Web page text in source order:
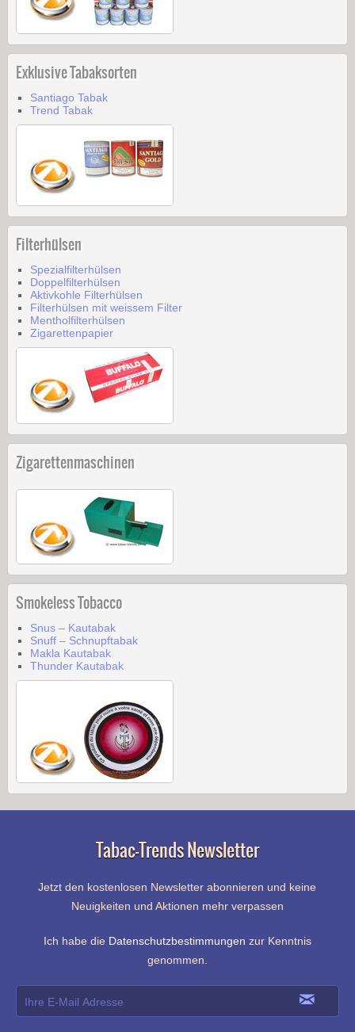
Exklusive Tabaksorten
Santiago Tabak
Trend Tabak
Filterhülsen
Spezialfilterhülsen
Doppelfilterhülsen
Aktivkohle Filterhülsen
Filterhülsen mit weissem Filter
Mentholfilterhülsen
Zigarettenpapier
Zigarettenmaschinen
Smokeless Tobacco
Snus – Kautabak
Snuff – Schnupftabak
Makla Kautabak
Thunder Kautabak
Tabac-Trends Newsletter
Jetzt den kostenlosen Newsletter abonnieren und keine
Neuigkeiten und Aktionen mehr verpassen
Ich habe die Datenschutzbestimmungen zur Kenntnis
genommen.